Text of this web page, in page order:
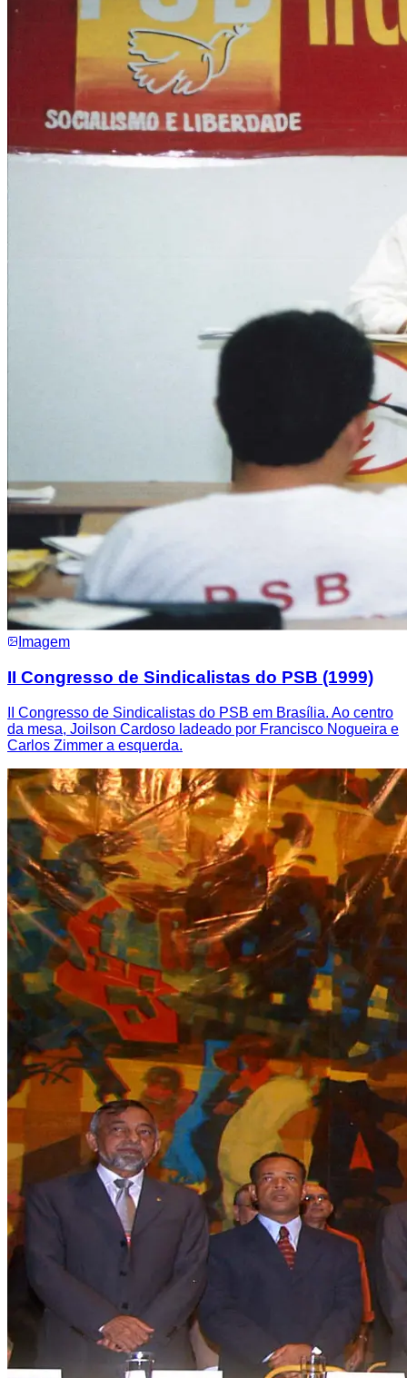
Imagem
II Congresso de Sindicalistas do PSB (1999)
II Congresso de Sindicalistas do PSB em Brasília. Ao centro
da mesa, Joilson Cardoso ladeado por Francisco Nogueira e
Carlos Zimmer a esquerda.